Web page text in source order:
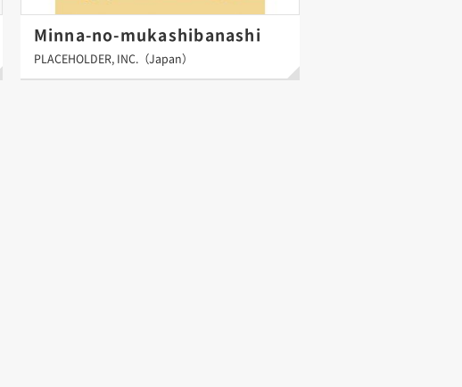
Minna-no-mukashibanashi
PLACEHOLDER, INC.（Japan）